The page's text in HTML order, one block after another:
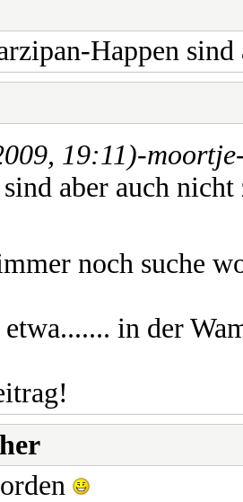
Happen
19:11)-
aber auch
noch suche
in der